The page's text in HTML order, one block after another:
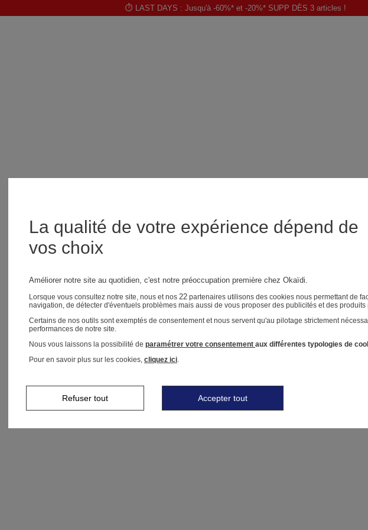
⏱️ LAST DAYS : Jusqu'à -60%* et -20%* SUPP DÈS 3 articles !
La qualité de votre expérience dépend de
vos choix
Améliorer notre site au quotidien, c'est notre préoccupation première chez Okaïdi.
Lorsque vous consultez notre site, nous et nos 22 partenaires utilisons des cookies nous permettant de
navigation, de détecter d'éventuels problèmes mais aussi de vous proposer des publicités et des
Certains de nos outils sont exemptés de consentement et nous servent qu'au pilotage strictement
performances de notre site.
Nous vous laissons la possibilité de paramétrer votre consentement aux différentes typologies de
Pour en savoir plus sur les cookies, cliquez ici.
Refuser tout Accepter tout